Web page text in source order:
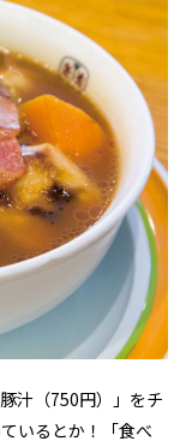
汁（750円）」をチ
いるとか！「食べ